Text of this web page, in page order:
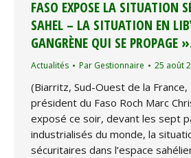
FASO EXPOSE LA SITUATION
SAHEL – LA SITUATION EN
GANGRÈNE QUI SE PROPAGE
Actualités Par Gestionnaire 25 août
(Biarritz, Sud-Ouest de la
président du Faso Roch Marc
exposé ce soir, devant les sept
industrialisés du monde, la
sécuritaires dans l’espace